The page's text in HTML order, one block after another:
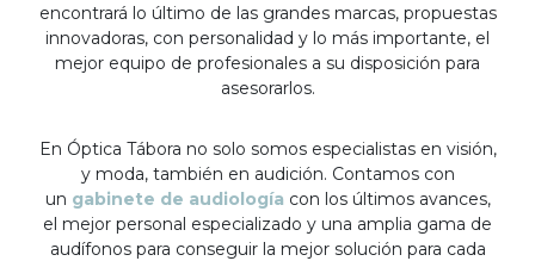
encontrará lo último de las grandes marcas, propuestas
innovadoras, con personalidad y lo más importante, el
mejor equipo de profesionales a su disposición para
asesorarlos.
En Óptica Tábora no solo somos especialistas en visión,
y moda, también en audición. Contamos con
un gabinete de audiología con los últimos avances,
el mejor personal especializado y una amplia gama de
audífonos para conseguir la mejor solución para cada